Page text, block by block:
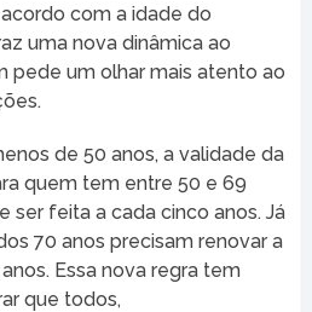
com a idade do
uma nova dinâmica ao
pede um olhar mais atento ao
de 50 anos, a validade da
quem tem entre 50 e 69
ser feita a cada cinco anos. Já
70 anos precisam renovar a
Essa nova regra tem
que todos,